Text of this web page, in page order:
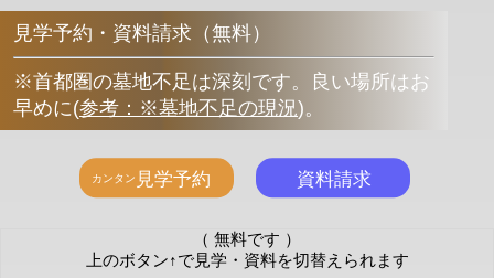
見学予約・資料請求（無料）
※首都圏の墓地不足は深刻です。良い場所はお
早めに(参考：※墓地不足の現況)。
（ 無料です ）
上のボタン↑で見学・資料を切替えられます